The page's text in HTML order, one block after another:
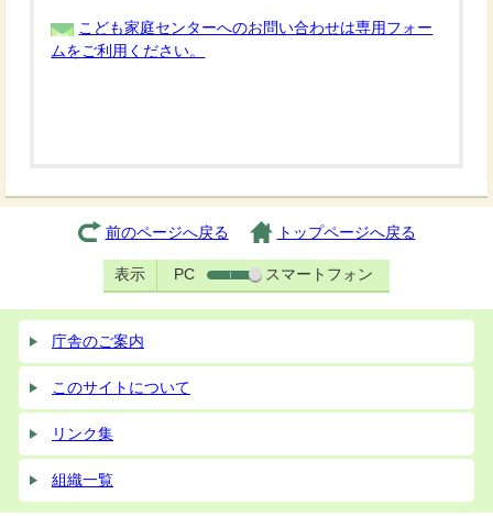
こども家庭センターへのお問い合わせは専用フォー
ムをご利用ください。
前のページへ戻る トップページへ戻る
表示 PC スマートフォン
庁舎のご案内
このサイトについて
リンク集
組織一覧